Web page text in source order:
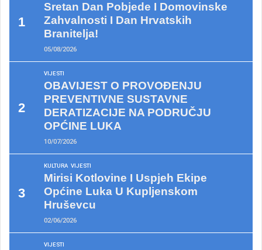
Sretan Dan Pobjede I Domovinske
Zahvalnosti I Dan Hrvatskih
Branitelja!
05/08/2026
VIJESTI
OBAVIJEST O PROVOĐENJU
PREVENTIVNE SUSTAVNE
DERATIZACIJE NA PODRUČJU
OPĆINE LUKA
10/07/2026
KULTURA VIJESTI
Mirisi Kotlovine I Uspjeh Ekipe
Općine Luka U Kupljenskom
Hruševcu
02/06/2026
VIJESTI